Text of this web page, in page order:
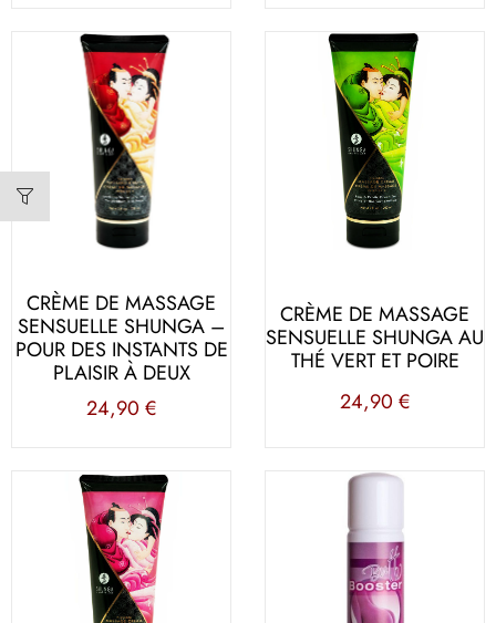
CRÈME DE MASSAGE
SENSUELLE SHUNGA –
POUR DES INSTANTS DE
PLAISIR À DEUX
24,90 €
CRÈME DE MASSAGE
SENSUELLE SHUNGA AU
THÉ VERT ET POIRE
24,90 €